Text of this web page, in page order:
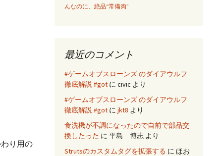
り用の
んなのに、絶品“常備肉”
最近のコメント
#ゲームオブスローンズ のダイアウルフ
徹底解説 #got に civic より
#ゲームオブスローンズ のダイアウルフ
徹底解説 #got に jkt8 より
食洗機が不調になったので自前で部品交
換したった に 平島 博志 より
Strutsのカスタムタグを拡張する に ほお